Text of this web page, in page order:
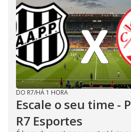
DO R7/HÁ 1 HORA
Escale o seu time -
R7 Esportes